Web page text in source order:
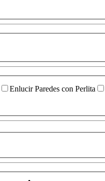
Enlucir Paredes con Perlita